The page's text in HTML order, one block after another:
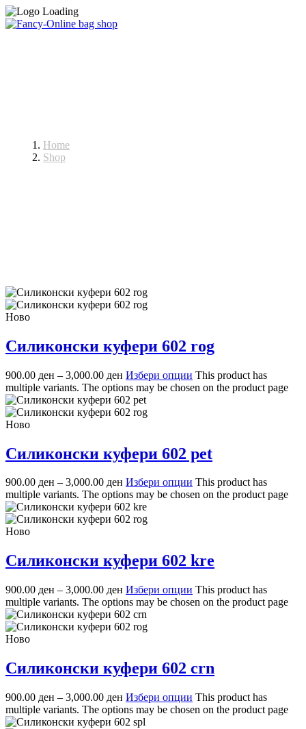
Home
Shop
Ново
Силиконски куфери 602 rog
900.00 ден – 3,000.00 ден Избери опции This product has
multiple variants. The options may be chosen on the product page
Ново
Силиконски куфери 602 pet
900.00 ден – 3,000.00 ден Избери опции This product has
multiple variants. The options may be chosen on the product page
Ново
Силиконски куфери 602 kre
900.00 ден – 3,000.00 ден Избери опции This product has
multiple variants. The options may be chosen on the product page
Ново
Силиконски куфери 602 crn
900.00 ден – 3,000.00 ден Избери опции This product has
multiple variants. The options may be chosen on the product page